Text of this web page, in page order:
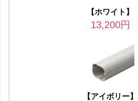
【ホワイト】
13,200円
【アイボリー】